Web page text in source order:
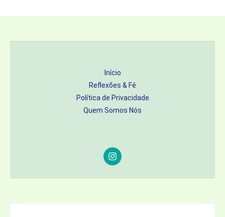
Início
Reflexões & Fé
Política de Privacidade
Quem Somos Nós